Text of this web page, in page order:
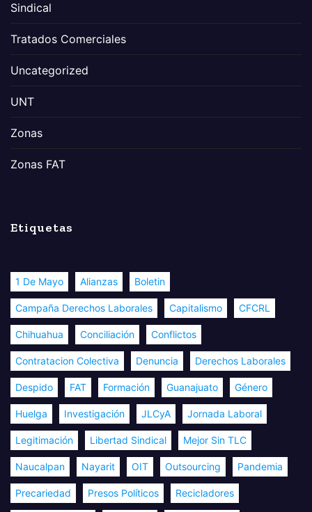
Sindical
Tratados Comerciales
Uncategorized
UNT
Zonas
Zonas FAT
Etiquetas
1 De Mayo Alianzas Boletin
Campaña Derechos Laborales Capitalismo CFCRL
Chihuahua Conciliación Conflictos
Contratacion Colectiva Denuncia Derechos Laborales
Despido FAT Formación Guanajuato Género
Huelga Investigación JLCyA Jornada Laboral
Legitimación Libertad Sindical Mejor Sin TLC
Naucalpan Nayarit OIT Outsourcing Pandemia
Precariedad Presos Políticos Recicladores